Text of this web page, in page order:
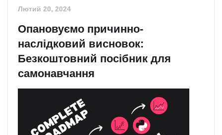
Лютий 20, 2024
Опановуємо причинно-
наслідковий висновок:
Безкоштовний посібник для
самонавчання